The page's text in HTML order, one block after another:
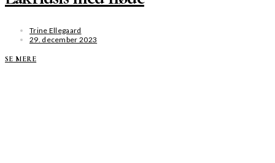
Trine Ellegaard
29. december 2023
SE MERE